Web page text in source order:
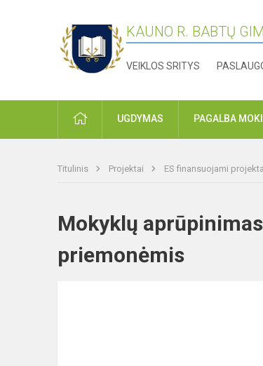
KAUNO R. BABTŲ
VEIKLOS SRITYS
PRADŽIAUGDYMAS PAGALBA
Titulinis Projektai ES finansuojami
Mokyklų
priemonėmis